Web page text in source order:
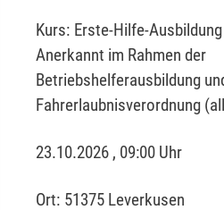
Kurs: Erste-Hilfe-Ausbildung
Anerkannt im Rahmen der
Betriebshelferausbildung
Fahrerlaubnisverordnung
23.10.2026 , 09:00 Uhr
Ort: 51375 Leverkusen